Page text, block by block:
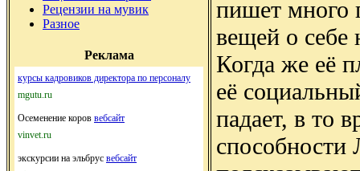
Рецензии на мувик
Разное
Реклама
курсы кадровиков директора по персоналу
mgutu.ru
Осеменение коров вебсайт
vinvet.ru
экскурсии на эльбрус вебсайт
пишет много
вещей о себе
Когда же её
её
падает, в то
способности